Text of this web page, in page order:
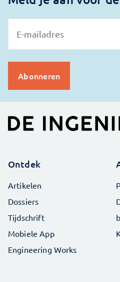
Ontdek
Artikelen
Dossiers
Tijdschrift
Mobiele App
Engineering Works